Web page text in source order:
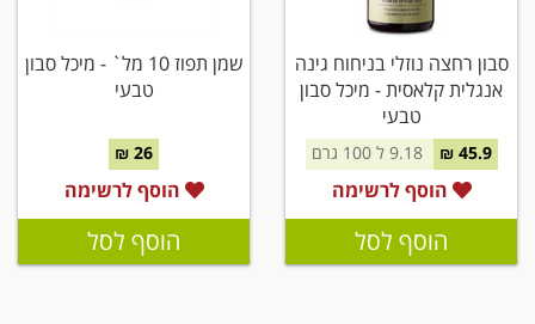
סבון רחצה נוזלי בניחוח גינה
אנגלית קלאסית - מיכל סבון
טבעי
45.9 ₪ 9.18 ל 100 גרם
הוסף לרשימה
הוסף לסל
שמן תפוז 10 מל` - מיכל סבון
טבעי
26 ₪
הוסף לרשימה
הוסף לסל